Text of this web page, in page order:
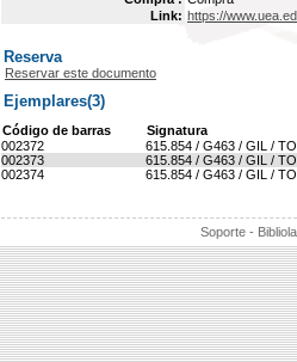
Link: https://
Reserva
Reservar este documento
Ejemplares(3)
Código de barras
Signatura
002372
615.854 / G463 / GIL /
002373
615.854 / G463 / GIL /
002374
615.854 / G463 / GIL /
Soporte -